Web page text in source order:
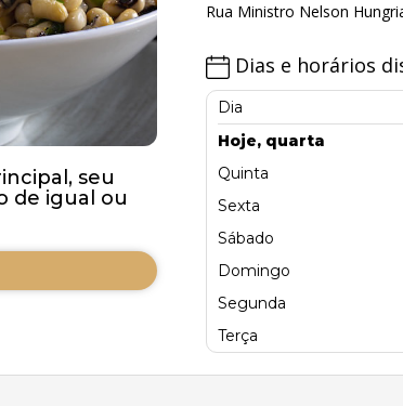
seu
de igual ou
Rua Ministro Nelson
Dias e horários
Dia
Hoje, quarta
Quinta
Sexta
Sábado
Domingo
Segunda
Terça